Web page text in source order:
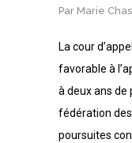
Par Marie
La cour
favorable à
à deux ans de
fédération
poursuites